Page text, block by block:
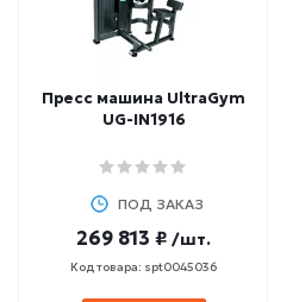
Пресс машина UltraGym
UG-IN1916
ПОД ЗАКАЗ
269 813 ₽ /шт.
Код товара: spt0045036